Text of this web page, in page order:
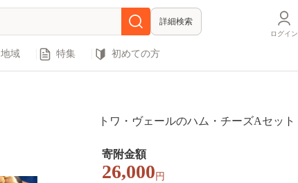
詳細検索
ログイン
地域 特集 初めての方
トワ・ヴェールのハム・チーズAセット
寄附金額
26,000 円